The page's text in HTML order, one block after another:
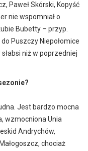
Paweł Skórski, Kopyść
nie wspomniał o
Bubetty – przyp.
Puszczy Niepołomice
niż w poprzedniej
Jest bardzo mocna
wzmocniona Unia
Andrychów,
chociaż